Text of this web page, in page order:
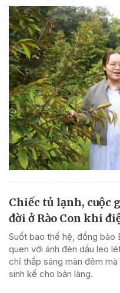
Chiếc tủ lạnh, cuộc
đời ở Rào Con khi
Suốt bao thế hệ, đồng bào
quen với ánh đèn dầu leo
chỉ thắp sáng màn đêm
sinh kế cho bản làng.